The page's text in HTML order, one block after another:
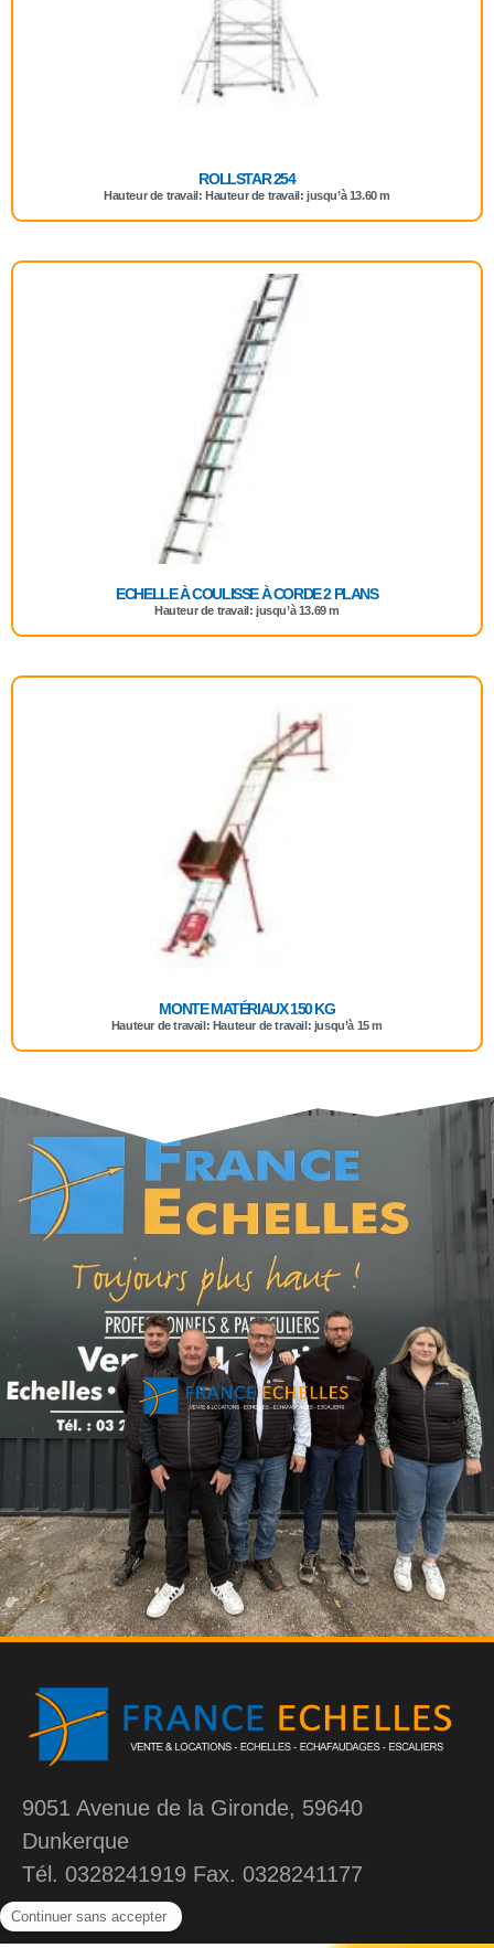
ROLLSTAR 254
Hauteur de travail: Hauteur de travail: jusqu’à 13.60 m
ECHELLE À COULISSE À CORDE 2 PLANS
Hauteur de travail: jusqu’à 13.69 m
MONTE MATÉRIAUX 150 KG
Hauteur de travail: Hauteur de travail: jusqu’à 15 m
9051 Avenue de la Gironde, 59640
Dunkerque
Tél. 0328241919 Fax. 0328241177